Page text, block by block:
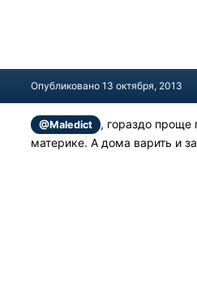
Опубликовано13 октября, 2013
@Maledict
, гораздо проще
материке. А дома варить и